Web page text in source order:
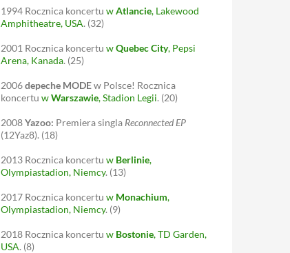
1994 Rocznica koncertu wAtlancie, Lakewood
Amphitheatre, USA. (32)
2001 Rocznica koncertu wQuebec City, Pepsi
Arena, Kanada. (25)
2006depeche MODEw Polsce! Rocznica
koncertu wWarszawie, Stadion Legii. (20)
2008Yazoo: Premiera singla Reconnected EP
(12Yaz8). (18)
2013 Rocznica koncertu w Berlinie,
Olympiastadion, Niemcy. (13)
2017 Rocznica koncertu w Monachium,
Olympiastadion, Niemcy. (9)
2018 Rocznica koncertu w Bostonie, TD Garden,
USA. (8)